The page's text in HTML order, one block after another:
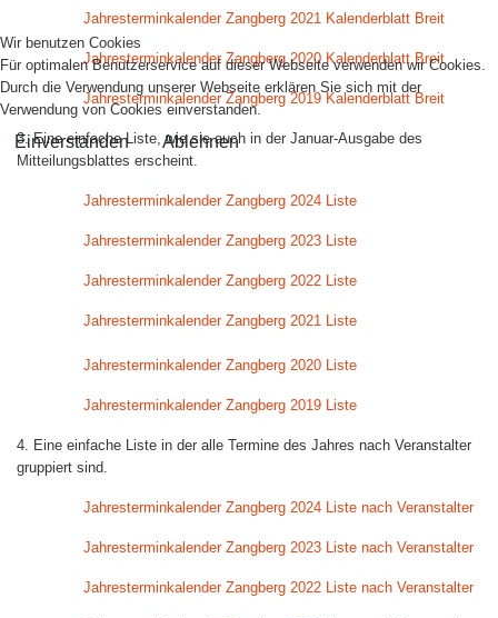
Jahresterminkalender Zangberg 2021 Kalenderblatt Breit
Jahresterminkalender Zangberg 2020 Kalenderblatt Breit
Jahresterminkalender Zangberg 2019 Kalenderblatt Breit
3. Eine einfache Liste, wie sie auch in der Januar-Ausgabe des
Mitteilungsblattes erscheint.
Jahresterminkalender Zangberg 2024 Liste
Jahresterminkalender Zangberg 2023 Liste
Jahresterminkalender Zangberg 2022 Liste
Jahresterminkalender Zangberg 2021 Liste
Jahresterminkalender Zangberg 2020 Liste
Jahresterminkalender Zangberg 2019 Liste
4. Eine einfache Liste in der alle Termine des Jahres nach Veranstalter
gruppiert sind.
Jahresterminkalender Zangberg 2024 Liste nach Veranstalter
Jahresterminkalender Zangberg 2023 Liste nach Veranstalter
Jahresterminkalender Zangberg 2022 Liste nach Veranstalter
Wir benutzen Cookies
Für optimalen Benutzerservice auf dieser Webseite verwenden wir Cookies.
Durch die Verwendung unserer Webseite erklären Sie sich mit der
Verwendung von Cookies einverstanden.
Einverstanden Ablehnen